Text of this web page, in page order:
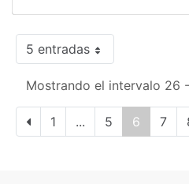
5 entradas
Mostrando el intervalo 26
1 ... 5 6 7